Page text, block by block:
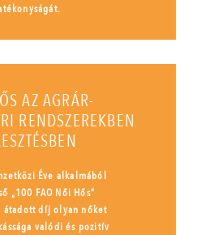
AZ AGRÁR-
RENDSZEREKBEN
Éve alkalmából
FAO Női Hős”
átadott díj olyan nőket
valódi és pozitív